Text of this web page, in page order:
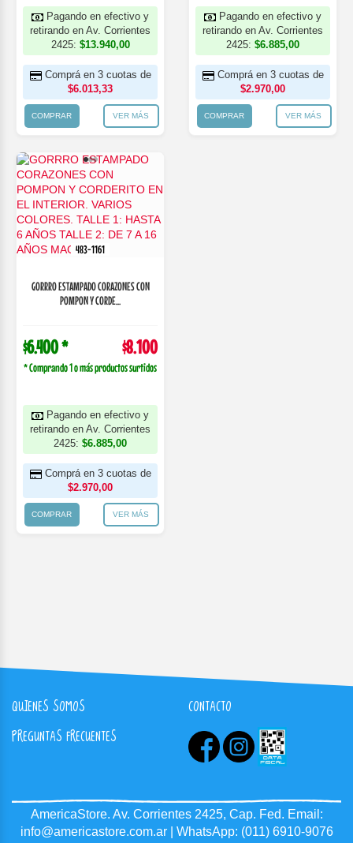
Pagando en efectivo y
retirando en Av. Corrientes
2425: $13.940,00
Comprá en 3 cuotas de
$6.013,33
COMPRAR VER MÁS
Pagando en efectivo y
retirando en Av. Corrientes
2425: $6.885,00
Comprá en 3 cuotas de
$2.970,00
COMPRAR VER MÁS
483-1161
GORRRO ESTAMPADO CORAZONES CON
POMPON Y CORDE...
$6.400 * $8.100
* Comprando 1 o más productos surtidos
Pagando en efectivo y
retirando en Av. Corrientes
2425: $6.885,00
Comprá en 3 cuotas de
$2.970,00
COMPRAR VER MÁS
QUIENES SOMOS CONTACTO
PREGUNTAS FRECUENTES
AmericaStore. Av. Corrientes 2425, Cap. Fed. Email:
info@americastore.com.ar
| WhatsApp: (011) 6910-9076